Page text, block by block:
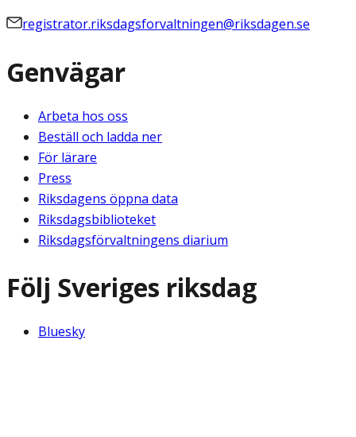
registrator.riksdagsforvaltningen@riksdagen.se
Genvägar
Arbeta hos oss
Beställ och ladda ner
För lärare
Press
Riksdagens öppna data
Riksdagsbiblioteket
Riksdagsförvaltningens diarium
Följ Sveriges riksdag
Bluesky